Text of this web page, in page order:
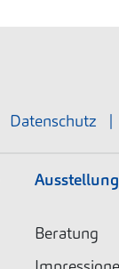
Datenschutz |
Ausstellung
Beratung